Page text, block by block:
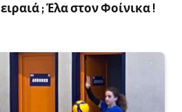
; Έλα στον Φοίνικα !